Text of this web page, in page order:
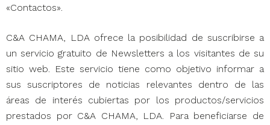
«Contactos».
C&A CHAMA, LDA ofrece la posibilidad de suscribirse a
un servicio gratuito de Newsletters a los visitantes de su
sitio web. Este servicio tiene como objetivo informar a
sus suscriptores de noticias relevantes dentro de las
áreas de interés cubiertas por los productos/servicios
prestados por C&A CHAMA, LDA. Para beneficiarse de